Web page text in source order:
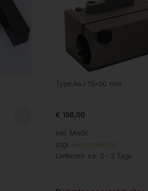
Type AaJ 15×50 mm
€ 156,00
inkl. MwSt.
zzgl. Versandkosten
Lieferzeit: ca. 2 - 3 Tage